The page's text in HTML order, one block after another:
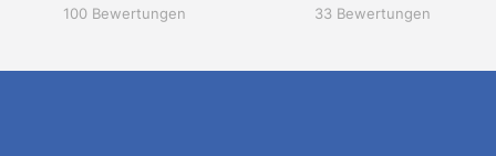
100 Bewertungen 33 Bewertungen